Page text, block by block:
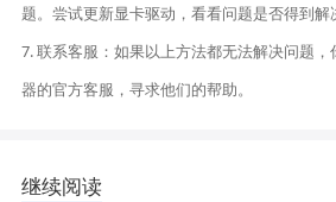
题。尝试更新显卡驱动，看看问题是否得到解
7. 联系客服：如果以上方法都无法解决问题
器的官方客服，寻求他们的帮助。
继续阅读